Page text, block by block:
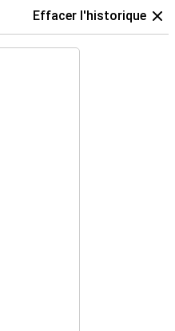
Effacer l'historique